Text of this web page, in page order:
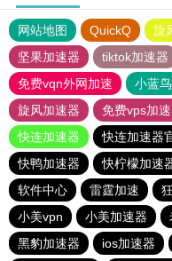
网站地图 QuickQ 旋
坚果加速器
tiktok加速器
免费vqn外网加速
小蓝鸟
旋风加速器
免费vps加
快连加速器
快连加速器
快鸭加速器
快柠檬加速
软件中心
雷霆加速
小美vpn
小美加速器
黑豹加速器
ios加速器